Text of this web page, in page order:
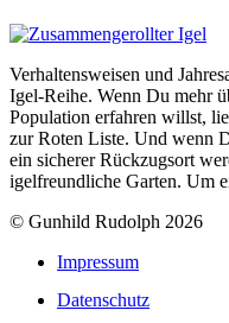
Verhaltensweisen und
Igel-Reihe. Wenn Du mehr
Population erfahren willst,
zur Roten Liste. Und wenn
ein sicherer Rückzugsort
igelfreundliche Garten. Um
© Gunhild Rudolph 2026
Impressum
Datenschutz